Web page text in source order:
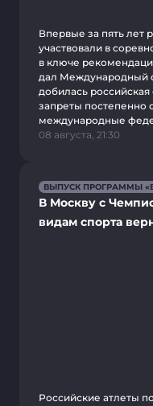
Впервые за пять лет
участвовали в
в ключе
дал Международный
добилась
запреты постепенно
международные
08 августа, 21:30
ВЫПУСК ПРОГРАММЫ
В Москву с
видам спорта
Российские атлеты